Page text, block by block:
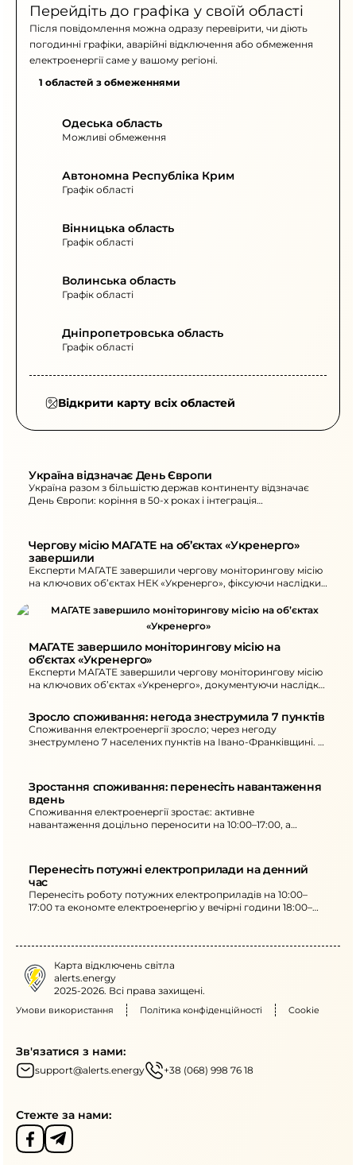
Перейдіть до графіка у своїй області
Після повідомлення можна одразу перевірити, чи діють
погодинні графіки, аварійні відключення або обмеження
електроенергії саме у вашому регіоні.
1 областей з обмеженнями
Одеська область
Можливі обмеження
Автономна Республіка Крим
Графік області
Вінницька область
Графік області
Волинська область
Графік області
Дніпропетровська область
Графік області
Відкрити карту всіх областей
Україна відзначає День Європи
Україна разом з більшістю держав континенту відзначає
День Європи: коріння в 50-х роках і інтеграція
Чергову місію МАГАТЕ на об’єктах «Укренерго»
завершили
Експерти МАГАТЕ завершили чергову моніторингову місію
на ключових об’єктах НЕК «Укренерго», фіксуючи наслідки
МАГАТЕ завершило моніторингову місію на
об’єктах «Укренерго»
Експерти МАГАТЕ завершили чергову моніторингову місію
на ключових об’єктах «Укренерго», документуючи наслідки
Зросло споживання: негода знеструмила 7 пунктів
Споживання електроенергії зросло; через негоду
знеструмлено 7 населених пунктів на Івано-Франківщині. З
Зростання споживання: перенесіть навантаження
вдень
Споживання електроенергії зростає: активне
навантаження доцільно переносити на 10:00–17:00, а
Перенесіть потужні електроприлади на денний
час
Перенесіть роботу потужних електроприладів на 10:00–
17:00 та економте електроенергію у вечірні години 18:00–
Карта відключень світла
alerts.energy
2025-2026. Всі права захищені.
Умови використання Політика конфіденційності Cookie
Зв'язатися з нами:
support@alerts.energy +38 (068) 998 76 18
Стежте за нами: